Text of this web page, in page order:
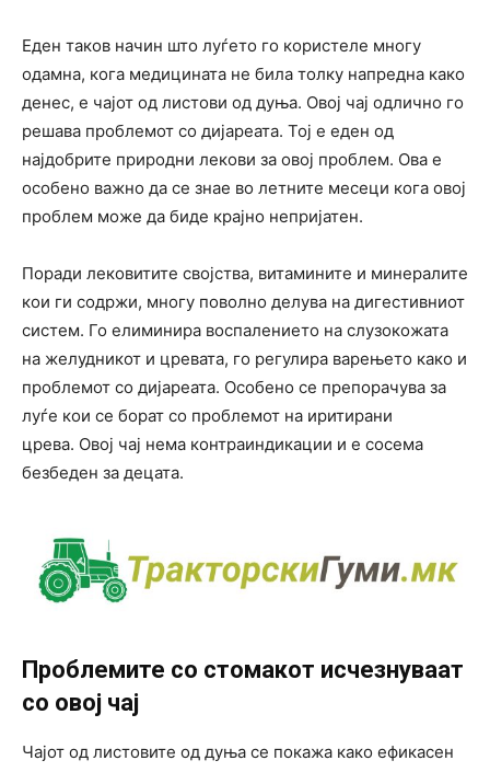
Еден таков начин што луѓето го користеле многу
одамна, кога медицината не била толку напредна како
денес, е чајот од листови од дуња. Овој чај одлично го
решава проблемот со дијареата. Тој е еден од
најдобрите природни лекови за овој проблем. Ова е
особено важно да се знае во летните месеци кога овој
проблем може да биде крајно непријатен.
Поради лековитите својства, витамините и минералите
кои ги содржи, многу поволно делува на дигестивниот
систем. Го елиминира воспалението на слузокожата
на желудникот и цревата, го регулира варењето како и
проблемот со дијареата. Особено се препорачува за
луѓе кои се борат со проблемот на иритирани
црева. Овој чај нема контраиндикации и е сосема
безбеден за децата.
Проблемите со стомакот исчезнуваат
со овој чај
Чајот од листовите од дуња се покажа како ефикасен